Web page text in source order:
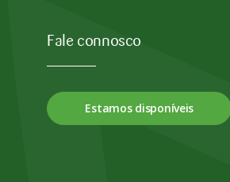
Fale connosco
Estamos disponíveis